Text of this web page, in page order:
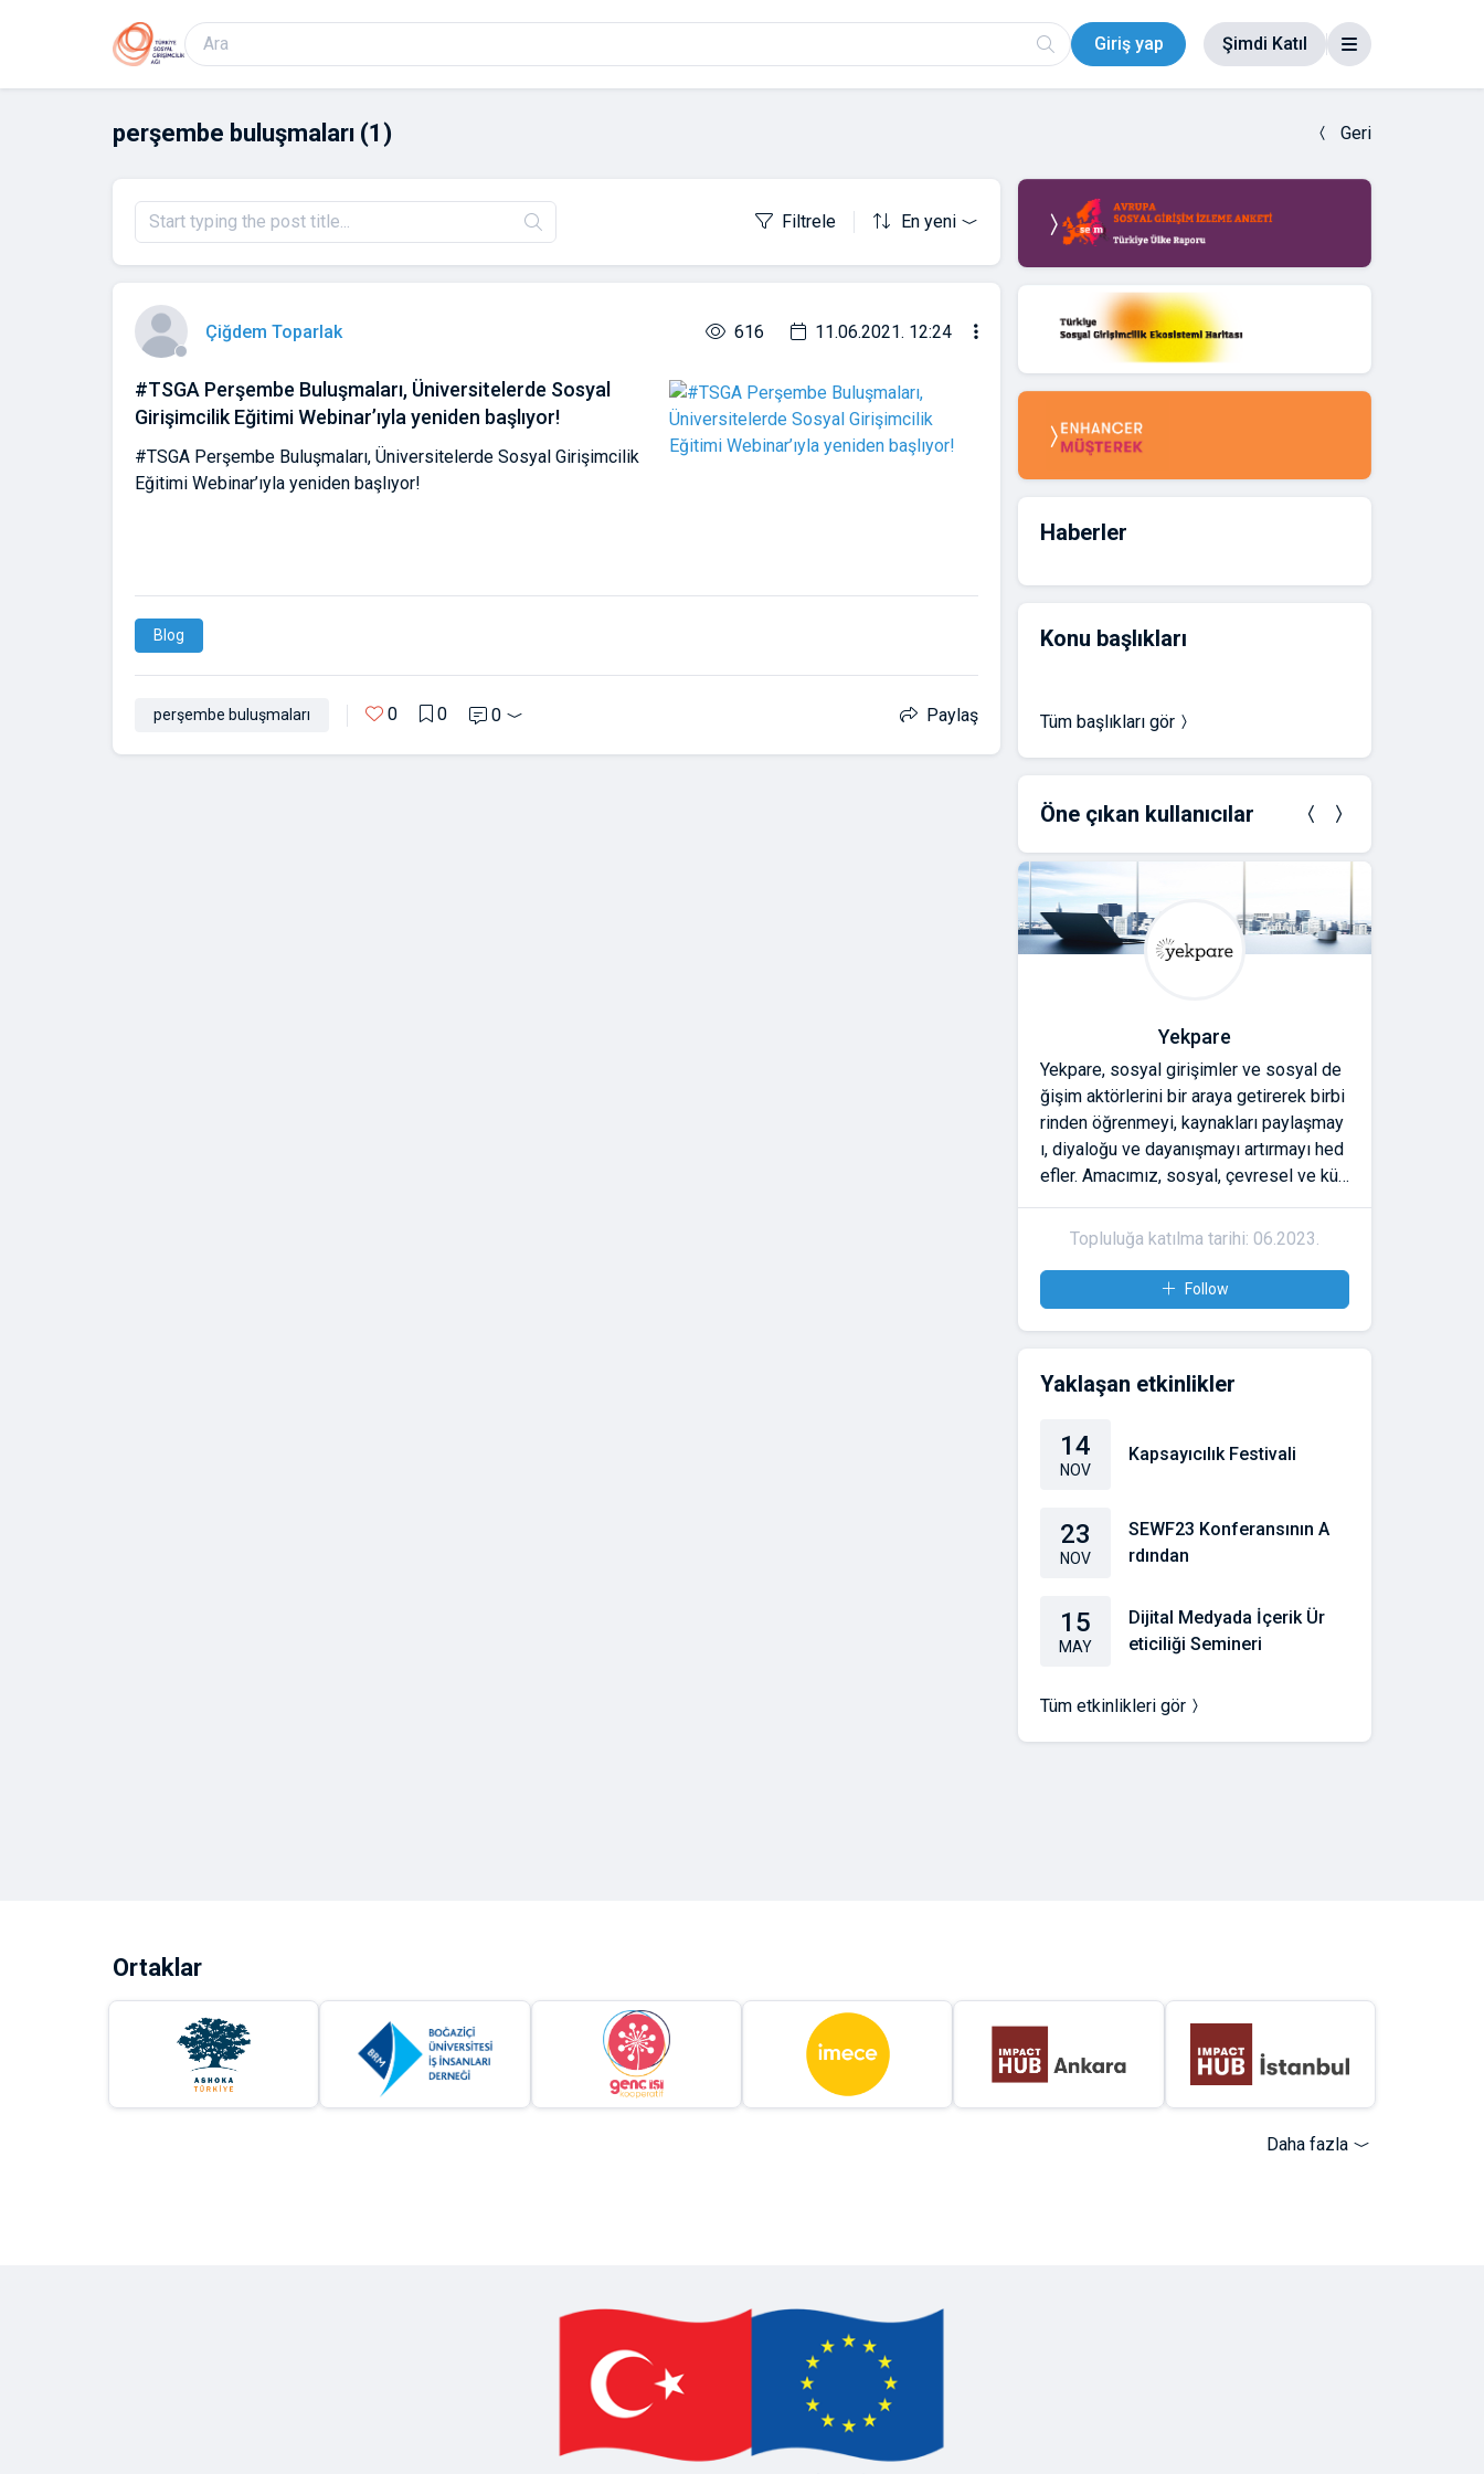
Giriş yap Şimdi Katıl
perşembe buluşmaları (1) Geri
Filtrele En yeni
Çiğdem Toparlak 616 11.06.2021. 12:24
#TSGA Perşembe Buluşmaları, Üniversitelerde Sosyal
Girişimcilik Eğitimi Webinar’ıyla yeniden başlıyor!
#TSGA Perşembe Buluşmaları, Üniversitelerde Sosyal Girişimcilik
Eğitimi Webinar’ıyla yeniden başlıyor!
Blog
perşembe buluşmaları 0 0 0 Paylaş
Haberler
Konu başlıkları
Tüm başlıkları gör
Öne çıkan kullanıcılar
Yekpare
Yekpare, sosyal girişimler ve sosyal de
ğişim aktörlerini bir araya getirerek birbi
rinden öğrenmeyi, kaynakları paylaşmay
ı, diyaloğu ve dayanışmayı artırmayı hed
efler. Amacımız, sosyal, çevresel ve kült
ürel meseleler için çalışanların güvene d
ayalı ilişkiler kurmasını ve etkilerini büyü
tmesini desteklemektir. Yekpare'ye katıl
dığınızda;
* Atölyeler ve buluşmalarla bağlarınızı g
üçlendirme,
* Ulusal ve uluslararası ağlarda görünür
Topluluğa katılma tarihi: 06.2023.
Follow
Yaklaşan etkinlikler
14
NOV
Kapsayıcılık Festivali
23
NOV
SEWF23 Konferansının A
rdından
15
MAY
Dijital Medyada İçerik Ür
eticiliği Semineri
Tüm etkinlikleri gör
Ortaklar
Daha fazla